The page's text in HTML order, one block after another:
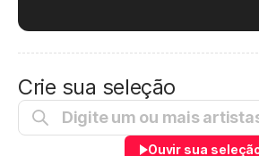
Crie sua seleção
Ouvir sua